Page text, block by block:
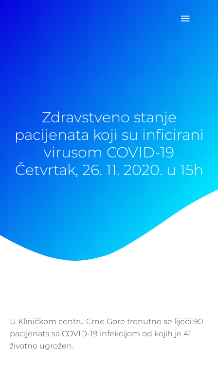
Glavni
Zdravstveno stanje
pacijenata koji su inficirani
virusom COVID-19
Četvrtak, 26. 11. 2020. u 15h
U Kliničkom centru Crne Gore trenutno se liječi 90
pacijenata sa COVID-19 infekcijom od kojih je 41
životno ugrožen.